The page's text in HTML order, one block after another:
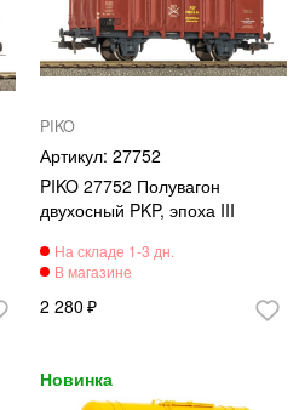
PIKO
27752
PIKO 27752 Полувагон
двухосный PKP, эпоха III
2 280